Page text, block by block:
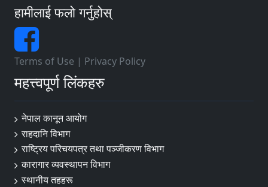
हामीलाई फलो गर्नुहोस्
Terms of Use | Privacy Policy
महत्त्वपूर्ण लिंकहरु
नेपाल कानून आयोग
राहदानि विभाग
राष्ट्रिय परिचयपत्र तथा पञ्जीकरण विभाग
कारागार व्यवस्थापन विभाग
स्थानीय तहहरू